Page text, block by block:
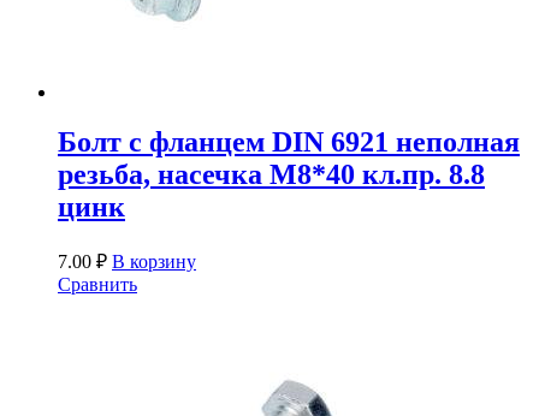
Болт с фланцем DIN 6921 неполная
резьба, насечка М8*40 кл.пр. 8.8
цинк
7.00 ₽ В корзину
Сравнить